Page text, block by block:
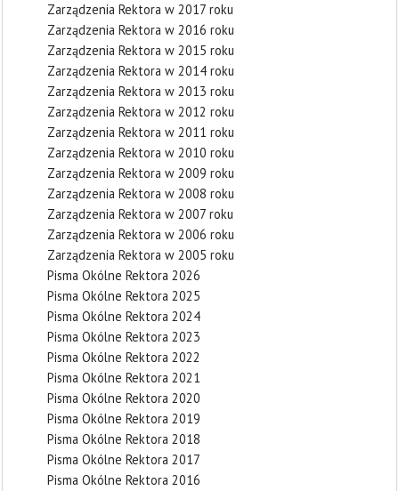
Zarządzenia Rektora w 2017 roku
Zarządzenia Rektora w 2016 roku
Zarządzenia Rektora w 2015 roku
Zarządzenia Rektora w 2014 roku
Zarządzenia Rektora w 2013 roku
Zarządzenia Rektora w 2012 roku
Zarządzenia Rektora w 2011 roku
Zarządzenia Rektora w 2010 roku
Zarządzenia Rektora w 2009 roku
Zarządzenia Rektora w 2008 roku
Zarządzenia Rektora w 2007 roku
Zarządzenia Rektora w 2006 roku
Zarządzenia Rektora w 2005 roku
Pisma Okólne Rektora 2026
Pisma Okólne Rektora 2025
Pisma Okólne Rektora 2024
Pisma Okólne Rektora 2023
Pisma Okólne Rektora 2022
Pisma Okólne Rektora 2021
Pisma Okólne Rektora 2020
Pisma Okólne Rektora 2019
Pisma Okólne Rektora 2018
Pisma Okólne Rektora 2017
Pisma Okólne Rektora 2016